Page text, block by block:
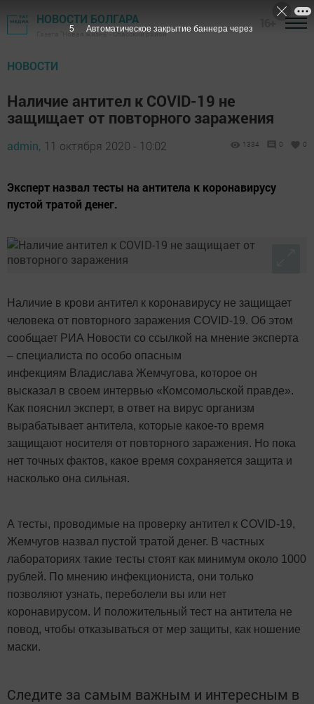
НОВОСТИ БОЛГАРА
Газета "Новая жизнь" - Спасский район
НОВОСТИ
Наличие антител к COVID-19 не
защищает от повторного заражения
admin, 11 октября 2020 - 10:02 1334 0 0
Эксперт назвал тесты на антитела к коронавирусу
пустой тратой денег.
Наличие в крови антител к коронавирусу не защищает
человека от повторного заражения COVID-19. Об этом
сообщает РИА Новости со ссылкой на мнение эксперта
– специалиста по особо опасным
инфекциям Владислава Жемчугова, которое он
высказал в своем интервью «Комсомольской правде».
Как пояснил эксперт, в ответ на вирус организм
вырабатывает антитела, которые какое-то время
защищают носителя от повторного заражения. Но пока
нет точных фактов, какое время сохраняется защита и
насколько она сильная.
А тесты, проводимые на проверку антител к COVID-19,
Жемчугов назвал пустой тратой денег. В частных
лабораториях такие тесты стоят как минимум около 1000
рублей. По мнению инфекциониста, они только
позволяют узнать, переболели вы или нет
коронавирусом. И положительный тест на антитела не
повод, чтобы отказываться от мер защиты, как ношение
маски.
Следите за самым важным и интересным в
4 Автоматическое закрытие баннера через